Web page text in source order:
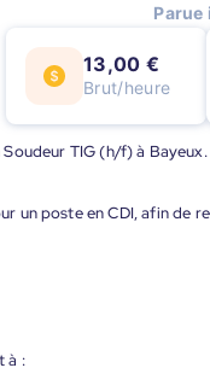
Parue
13,00 €
Brut/heure
TIG (h/f) à
un poste en CDI, afin de
à :